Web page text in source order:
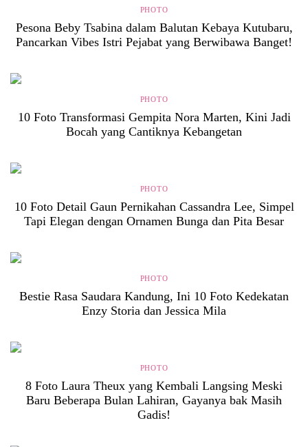
PHOTO
Pesona Beby Tsabina dalam Balutan Kebaya Kutubaru,
Pancarkan Vibes Istri Pejabat yang Berwibawa Banget!
PHOTO
10 Foto Transformasi Gempita Nora Marten, Kini Jadi
Bocah yang Cantiknya Kebangetan
PHOTO
10 Foto Detail Gaun Pernikahan Cassandra Lee, Simpel
Tapi Elegan dengan Ornamen Bunga dan Pita Besar
PHOTO
Bestie Rasa Saudara Kandung, Ini 10 Foto Kedekatan
Enzy Storia dan Jessica Mila
PHOTO
8 Foto Laura Theux yang Kembali Langsing Meski
Baru Beberapa Bulan Lahiran, Gayanya bak Masih
Gadis!